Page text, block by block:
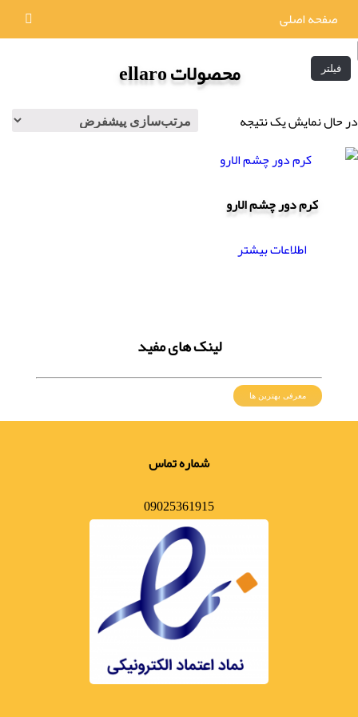
صفحه اصلی
فیلتر محصولات ellaro
در حال نمایش یک نتیجه
کرم دور چشم الارو
اطلاعات بیشتر
لینک های مفید
معرفی بهترین ها
شماره تماس
09025361915